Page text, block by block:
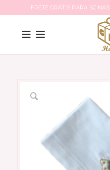
FRETE GRÁTIS PARA SC